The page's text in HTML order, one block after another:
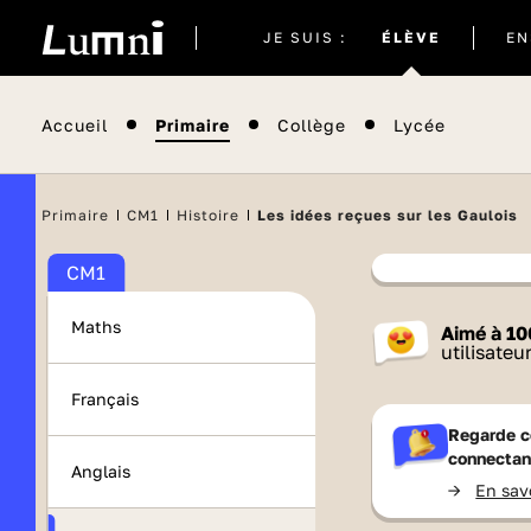
JE SUIS : ÉLÈVE
actuel
Accueil Primaire Collège Lycée
Primaire CM1 Histoire Les idées reçues sur les Gaulois
CM1
Maths
Français
Anglais
France
Aimé à
Regarde
-> En